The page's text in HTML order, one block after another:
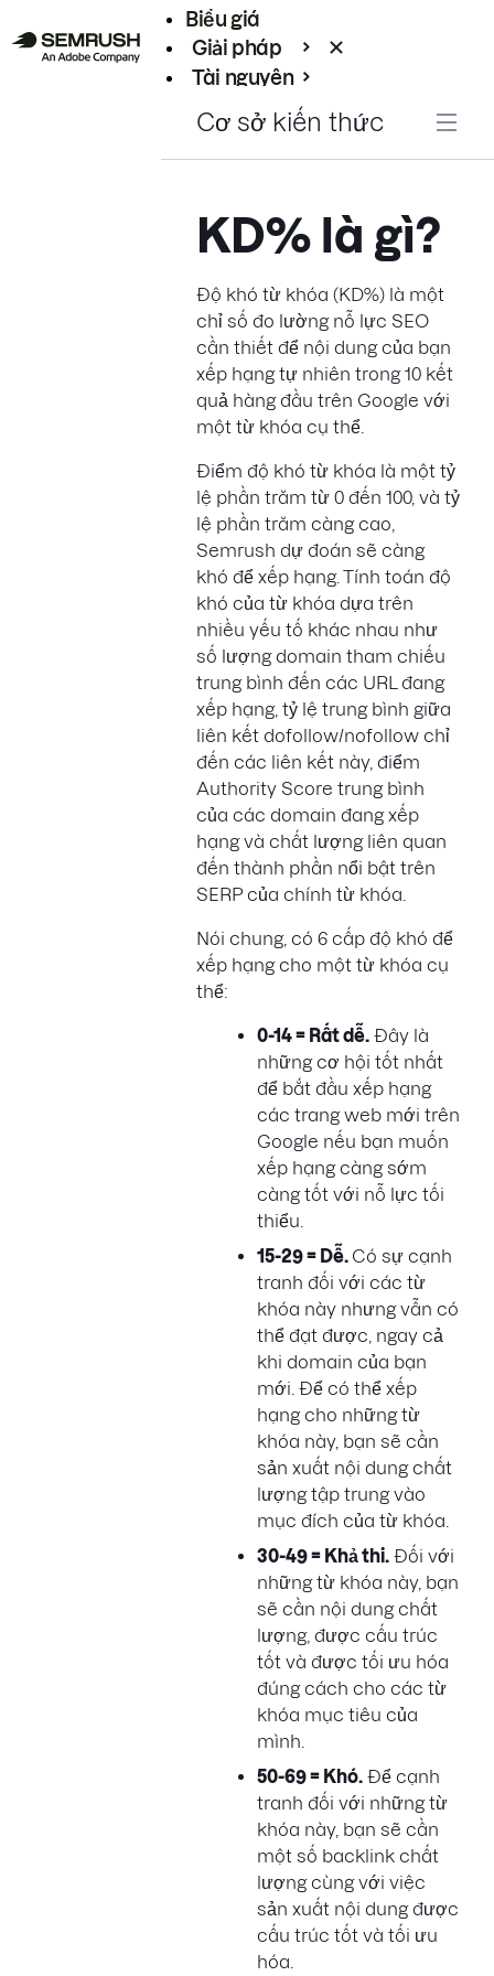
Biểu giá
Giải pháp
Tài nguyên
Cơ sở kiến thức
KD% là gì?
Độ khó từ khóa (KD%) là một
chỉ số đo lường nỗ lực SEO
cần thiết để nội dung của bạn
xếp hạng tự nhiên trong 10 kết
quả hàng đầu trên Google với
một từ khóa cụ thể.
Điểm độ khó từ khóa là một tỷ
lệ phần trăm từ 0 đến 100, và tỷ
lệ phần trăm càng cao,
Semrush dự đoán sẽ càng
khó để xếp hạng. Tính toán độ
khó của từ khóa dựa trên
nhiều yếu tố khác nhau như
số lượng domain tham chiếu
trung bình đến các URL đang
xếp hạng, tỷ lệ trung bình giữa
liên kết dofollow/nofollow chỉ
đến các liên kết này, điểm
Authority Score trung bình
của các domain đang xếp
hạng và chất lượng liên quan
đến thành phần nổi bật trên
SERP của chính từ khóa.
Nói chung, có 6 cấp độ khó để
xếp hạng cho một từ khóa cụ
thể:
0-14 = Rất dễ. Đây là
những cơ hội tốt nhất
để bắt đầu xếp hạng
các trang web mới trên
Google nếu bạn muốn
xếp hạng càng sớm
càng tốt với nỗ lực tối
thiểu.
15-29 = Dễ. Có sự cạnh
tranh đối với các từ
khóa này nhưng vẫn có
thể đạt được, ngay cả
khi domain của bạn
mới. Để có thể xếp
hạng cho những từ
khóa này, bạn sẽ cần
sản xuất nội dung chất
lượng tập trung vào
mục đích của từ khóa.
30-49 = Khả thi. Đối với
những từ khóa này, bạn
sẽ cần nội dung chất
lượng, được cấu trúc
tốt và được tối ưu hóa
đúng cách cho các từ
khóa mục tiêu của
mình.
50-69 = Khó. Để cạnh
tranh đối với những từ
khóa này, bạn sẽ cần
một số backlink chất
lượng cùng với việc
sản xuất nội dung được
cấu trúc tốt và tối ưu
hóa.